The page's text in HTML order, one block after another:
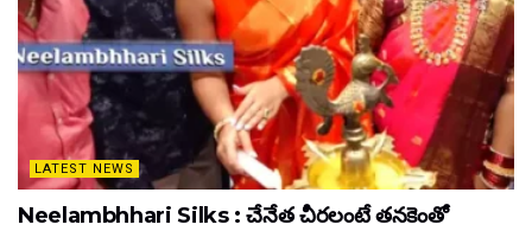
LATEST NEWS
Neelambhhari Silks : చేనేత చీరలంటే తనకెంతో